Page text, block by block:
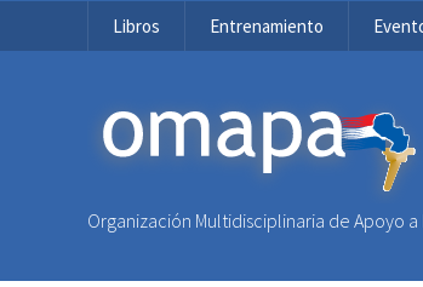
Libros Entrenamiento
OMAPA
Organización Multidisciplinaria de Apoyo